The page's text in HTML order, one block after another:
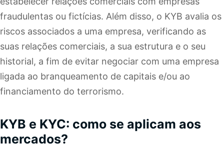
fraudulentas ou fictícias. Além disso, o KYB avalia os
riscos associados a uma empresa, verificando as
suas relações comerciais, a sua estrutura e o seu
historial, a fim de evitar negociar com uma empresa
ligada ao branqueamento de capitais e/ou ao
financiamento do terrorismo.
KYB e KYC: como se aplicam aos
mercados?